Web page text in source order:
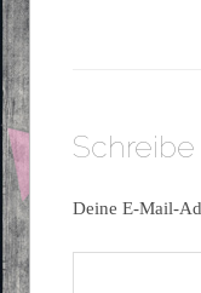
Deine E-Mail-